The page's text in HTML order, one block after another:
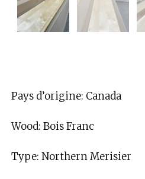
Pays d’origine: Canada
Wood: Bois Franc
Type: Northern Merisier